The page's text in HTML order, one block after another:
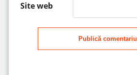
Site web
Publică comentariul